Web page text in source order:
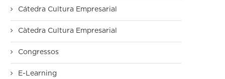
Cátedra Cultura Empresarial
Càtedra Cultura Empresarial
Congressos
E-Learning